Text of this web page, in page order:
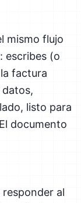
mismo flujo
escribes (o
factura
listo para
documento
al